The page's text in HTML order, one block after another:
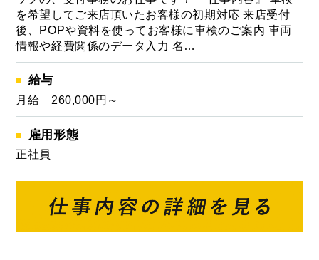
を希望してご来店頂いたお客様の初期対応 来店受付
後、POPや資料を使ってお客様に車検のご案内 車両
情報や経費関係のデータ入力 名…
給与
月給 260,000円～
雇用形態
正社員